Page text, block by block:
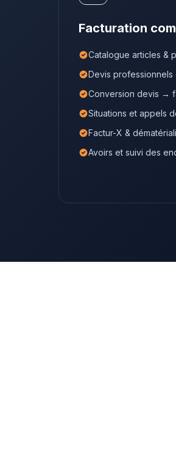
Facturation
Catalogue articles &
Devis professionnels
Conversion devis →
Situations et appels
Factur-X &
Avoirs et suivi des